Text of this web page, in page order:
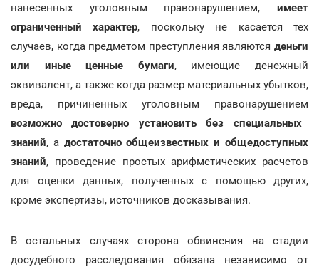
нанесенных уголовным правонарушением, имеет
ограниченный характер, поскольку не касается тех
случаев, когда предметом преступления являются деньги
или иные ценные бумаги, имеющие денежный
эквивалент, а также когда размер материальных убытков,
вреда, причиненных уголовным правонарушением
возможно достоверно установить без специальных
знаний, адостаточно общеизвестных и общедоступных
знаний, проведение простых арифметических расчетов
для оценки данных, полученных с помощью других,
кроме экспертизы, источников досказывания.
В остальных случаях сторона обвинения на стадии
досудебного расследования обязана независимо от